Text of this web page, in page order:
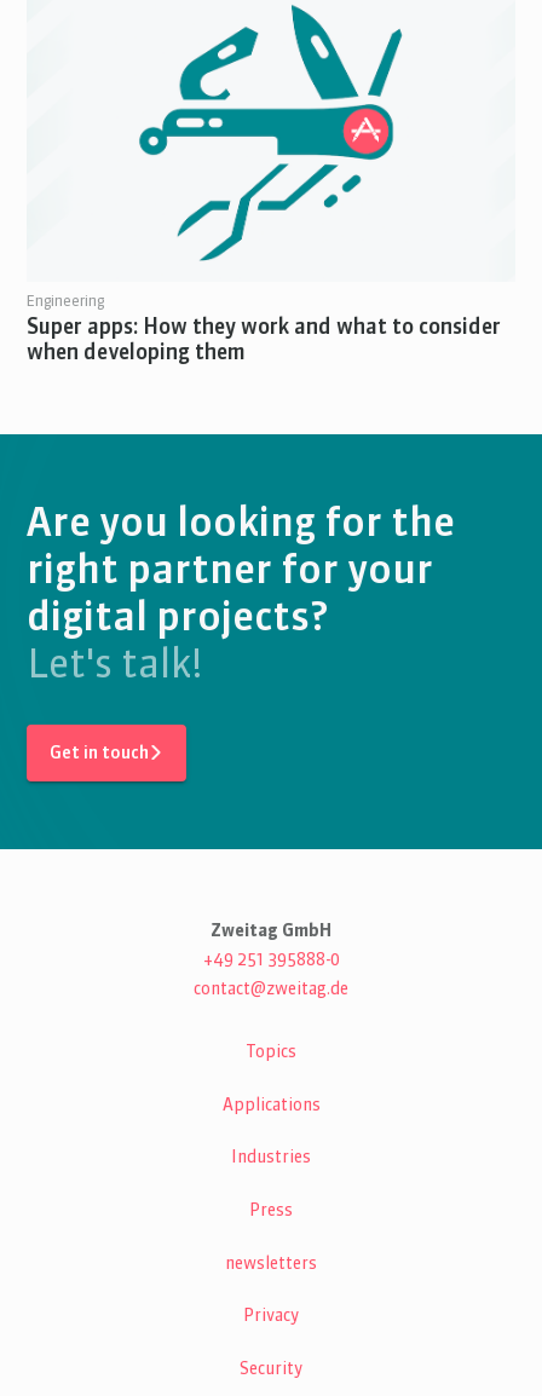
Engineering
Super apps: How they work and what to consider
when developing them
Are you looking for the
right partner for your
digital projects?
Let's talk!
Get in touch
Zweitag GmbH
+49 251 395888-0
contact@zweitag.de
Topics
Applications
Industries
Press
newsletters
Privacy
Security